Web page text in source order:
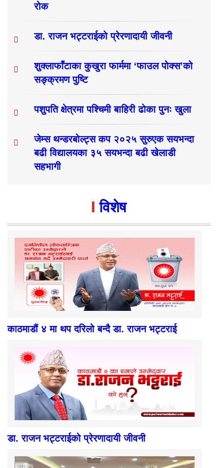
रोक
डा. राजन भट्टराईको प्रेरणादायी जीवनी
शुक्लाफाँटाका कुखुरा फार्ममा ‘फाउल पोक्स’को
सङ्क्रमण पुष्टि
पशुपति क्षेत्रमा पश्चिमी बाहिरी ढोका पुनः खुला
जेम्स थन्डरबोल्ट्स कप २०२५ सुरुएक सयभन्दा
बढी विद्यालयका ३५ सयभन्दा बढी खेलाडी
सहभागी
विशेष
काठमाडौं ४ मा थप दरिलो बन्दै डा. राजन भट्टराई
डा. राजन भट्टराईको प्रेरणादायी जीवनी